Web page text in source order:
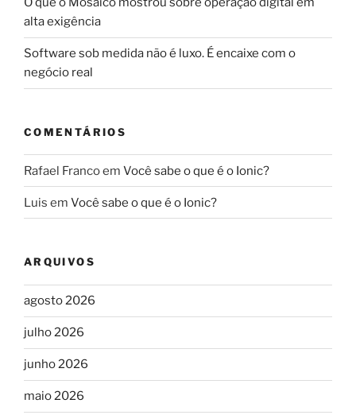
alta exigência
Software sob medida não é luxo. É encaixe com o
negócio real
COMENTÁRIOS
Rafael Francoem Você sabe o que é o Ionic?
Luis em Você sabe o que é o Ionic?
ARQUIVOS
agosto 2026
julho 2026
junho 2026
maio 2026